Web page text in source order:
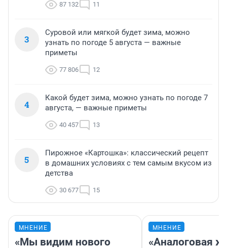
87 132 11
3
Суровой или мягкой будет зима, можно
узнать по погоде 5 августа — важные
приметы
77 806 12
4
Какой будет зима, можно узнать по погоде 7
августа, — важные приметы
40 457 13
5
Пирожное «Картошка»: классический рецепт
в домашних условиях с тем самым вкусом из
детства
30 677 15
МНЕНИЕ
«Мы видим нового
МНЕНИЕ
«Аналоговая